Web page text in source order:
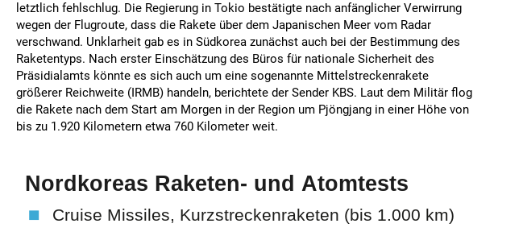
letztlich fehlschlug. Die Regierung in Tokio bestätigte nach anfänglicher Verwirrung
wegen der Flugroute, dass die Rakete über dem Japanischen Meer vom Radar
verschwand. Unklarheit gab es in Südkorea zunächst auch bei der Bestimmung des
Raketentyps. Nach erster Einschätzung des Büros für nationale Sicherheit des
Präsidialamts könnte es sich auch um eine sogenannte Mittelstreckenrakete
größerer Reichweite (IRMB) handeln, berichtete der Sender KBS. Laut dem Militär flog
die Rakete nach dem Start am Morgen in der Region um Pjöngjang in einer Höhe von
bis zu 1.920 Kilometern etwa 760 Kilometer weit.